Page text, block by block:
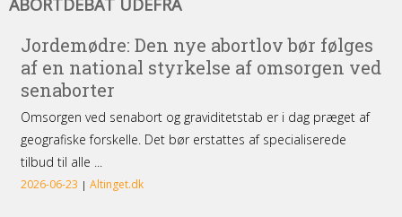
udefra
ABORTDEBAT UDEFRA